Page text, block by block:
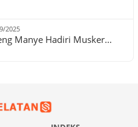
2025
Manye Hadiri Musker…